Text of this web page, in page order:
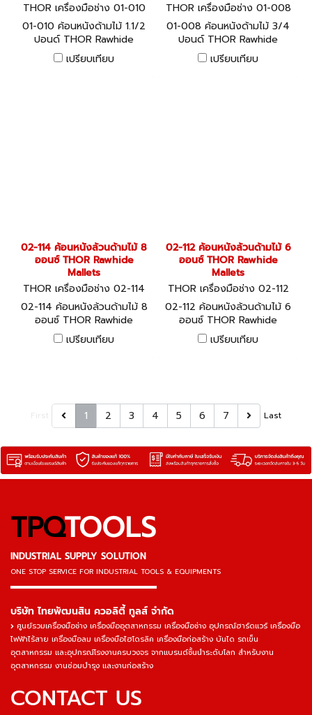
THOR เครื่องมือช่าง 01-010
01-010 ค้อนหนังด้ามไม้ 1.1/2
ปอนด์ THOR Rawhide
Hammer
เปรียบเทียบ
THOR เครื่องมือช่าง 01-008
01-008 ค้อนหนังด้ามไม้ 3/4
ปอนด์ THOR Rawhide
Hammer
เปรียบเทียบ
02-114 ค้อนหนังล้วนด้ามไม้ 8
ออนซ์ THOR Rawhide
Mallets
THOR เครื่องมือช่าง 02-114
02-114 ค้อนหนังล้วนด้ามไม้ 8
ออนซ์ THOR Rawhide
Mallets
เปรียบเทียบ
02-112 ค้อนหนังล้วนด้ามไม้ 6
ออนซ์ THOR Rawhide
Mallets
THOR เครื่องมือช่าง 02-112
02-112 ค้อนหนังล้วนด้ามไม้ 6
ออนซ์ THOR Rawhide
Mallets
เปรียบเทียบ
1 2 3 4 5 6 7 Last
TPQTOOLS
INDUSTRIAL SUPPLY SOLUTION
ONE STOP SERVICE FOR INDUSTRIAL TOOLS & EQUIPMENTS
▬▬▬▬▬▬▬▬▬▬▬▬▬▬▬
บริษัท ไทยพัฒนสิน ควอลิตี้ ทูลส์ จำกัด
ศูนย์รวมเครื่องมือช่าง เครื่องมืออุตสาหกรรม เครื่องมือช่าง อุปกรณ์ฮาร์ดแวร์ เครื่องมือ
ไฟฟ้าไร้สาย เครื่องมือลม เครื่องมือไฮโดรลิค เครื่องมือก่อสร้าง บันได รถเข็น
อุตสาหกรรม และอุปกรณ์โรงงานครบวงจร จากแบรนด์ชั้นนำระดับโลก สำหรับงาน
อุตสาหกรรม งานซ่อมบำรุง และงานก่อสร้าง
CONTACT US